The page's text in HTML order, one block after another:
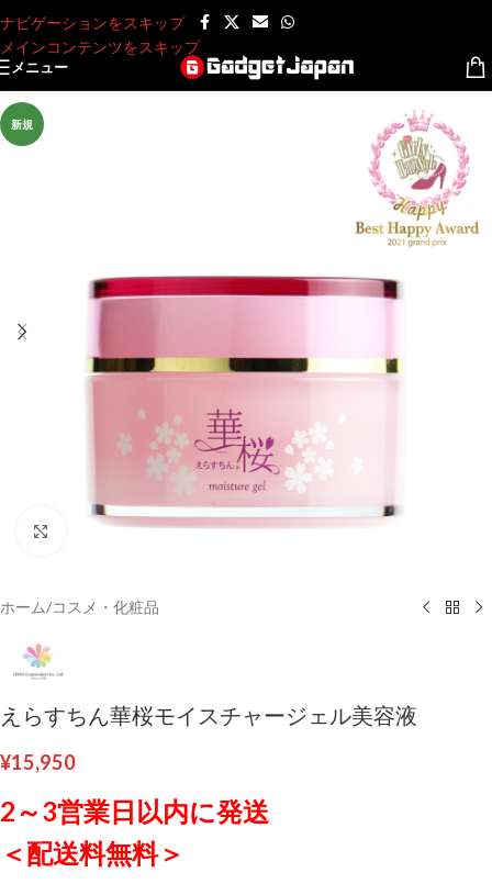
ナビゲーションをスキップ
メインコンテンツをスキップ
メニュー
新規
クリックして拡大
ホーム/コスメ・化粧品
えらすちん華桜モイスチャージェル美容液
¥15,950
2～3営業日以内に発送
＜配送料無料＞